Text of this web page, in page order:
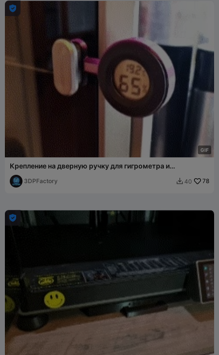
GIF

Крепление на дверную ручку для гигрометра и
измерителя влажности для K1 и K1 Max
3DPFactory  40 78
